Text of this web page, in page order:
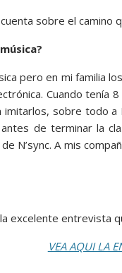
sobre el camino
pero en mi familia
Cuando tenía
imitarlos, sobre todo
de terminar la
N’sync. A mis
excelente entrevista
VEA AQUI LA